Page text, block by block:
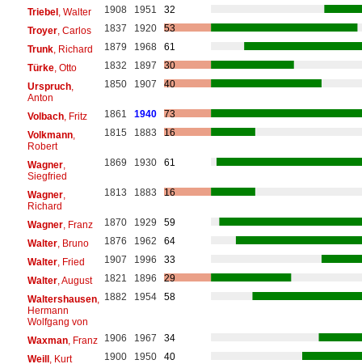
Triebel , Walter 1908 1951
32
Troyer, Carlos 1837 1920
53
Trunk, Richard 1879 1968
61
Türke, Otto 1832 1897
30
Urspruch,
Anton
1850 1907 40
Volbach, Fritz 1861 1940
73
Volkmann,
Robert
1815 1883 16
Wagner,
Siegfried
1869 1930 61
Wagner,
Richard
1813 1883 16
Wagner, Franz 1870 1929
59
Walter, Bruno 1876 1962
64
Walter, Fried 1907 1996
33
Walter, August 1821 1896
29
Waltershausen,
Hermann
Wolfgang von
1882 1954 58
Waxman, Franz 1906 1967
34
Weill , Kurt 1900 1950
40